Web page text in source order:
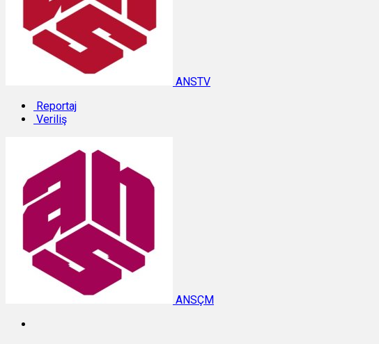
ANSTV
Reportaj
Veriliş
ANSÇM